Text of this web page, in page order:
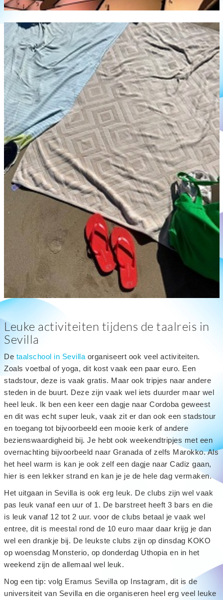
Leuke activiteiten tijdens de taalreis in
Sevilla
De taalschool in Sevilla organiseert ook veel activiteiten.
Zoals voetbal of yoga, dit kost vaak een paar euro. Een
stadstour, deze is vaak gratis. Maar ook tripjes naar andere
steden in de buurt. Deze zijn vaak wel iets duurder maar wel
heel leuk. Ik ben een keer een dagje naar Cordoba geweest
en dit was echt super leuk, vaak zit er dan ook een stadstour
en toegang tot bijvoorbeeld een mooie kerk of andere
bezienswaardigheid bij. Je hebt ook weekendtripjes met een
overnachting bijvoorbeeld naar Granada of zelfs Marokko. Als
het heel warm is kan je ook zelf een dagje naar Cadiz gaan,
hier is een lekker strand en kan je je de hele dag vermaken.
Het uitgaan in Sevilla is ook erg leuk. De clubs zijn wel vaak
pas leuk vanaf een uur of 1. De barstreet heeft 3 bars en die
is leuk vanaf 12 tot 2 uur. voor de clubs betaal je vaak wel
entree, dit is meestal rond de 10 euro maar daar krijg je dan
wel een drankje bij. De leukste clubs zijn op dinsdag KOKO
op woensdag Monsterio, op donderdag Uthopia en in het
weekend zijn de allemaal wel leuk.
Nog een tip: volg Eramus Sevilla op Instagram, dit is de
universiteit van Sevilla en die organiseren heel erg veel leuke